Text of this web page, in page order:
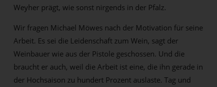
Weyher prägt, wie sonst nirgends in der Pfalz.
Wir fragen Michael Möwes nach der Motivation für seine
Arbeit. Es sei die Leidenschaft zum Wein, sagt der
Weinbauer wie aus der Pistole geschossen. Und die
braucht er auch, weil die Arbeit ist eine, die ihn gerade in
der Hochsaison zu hundert Prozent auslaste. Tag und